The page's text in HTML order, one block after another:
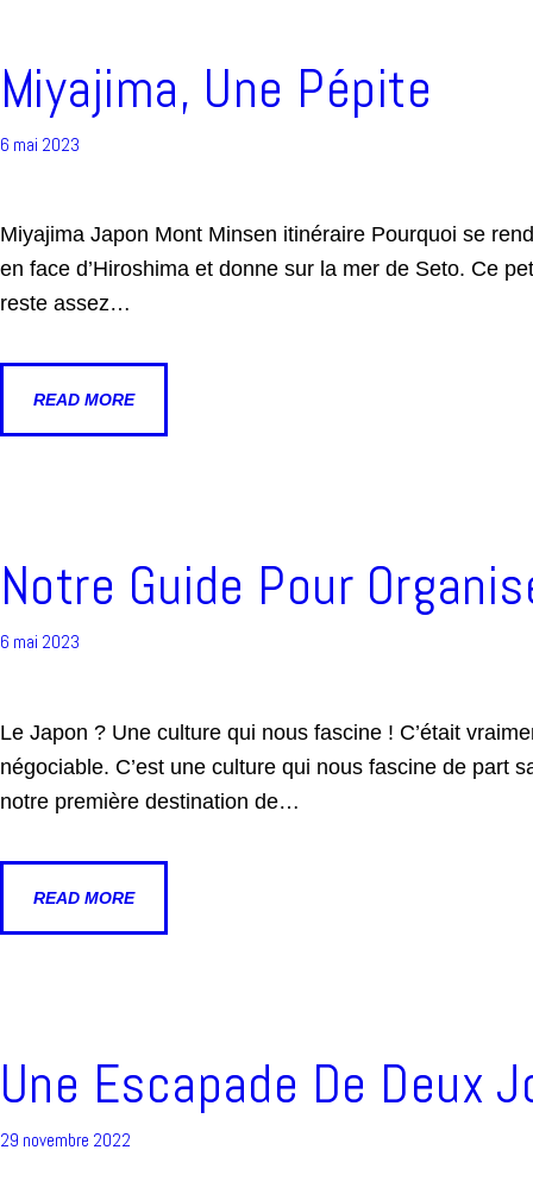
Miyajima, Une Pépite
6 mai 2023
Miyajima Japon Mont Minsen itinéraire Pourquoi se
en face d’Hiroshima et donne sur la mer de Seto. Ce
reste assez…
READ MORE
Notre Guide Pour
6 mai 2023
Le Japon ? Une culture qui nous fascine ! C’était
négociable. C’est une culture qui nous fascine de part
notre première destination de…
READ MORE
Une Escapade De Deux
29 novembre 2022